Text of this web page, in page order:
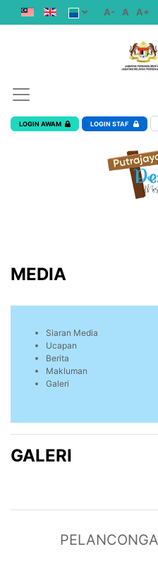
A- A A+
LOGIN AWAM LOGIN STAF
MEDIA
Siaran Media
Ucapan
Berita
Makluman
Galeri
GALERI